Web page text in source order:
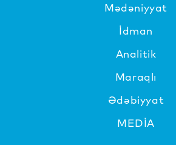
Mədəniyyat
İdman
Analitik
Maraqlı
Ədəbiyyat
MEDİA